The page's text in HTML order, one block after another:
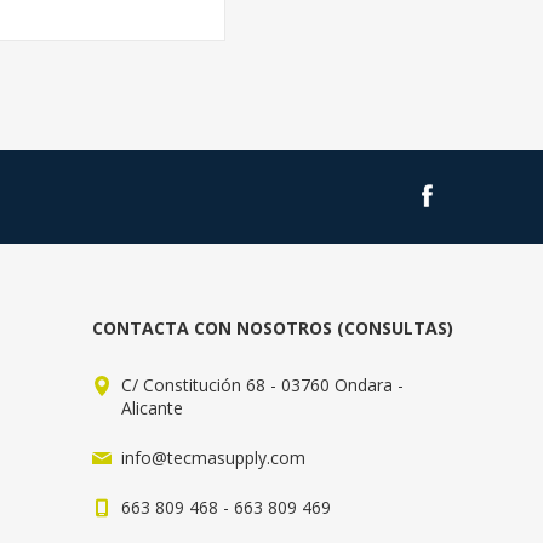
CONTACTA CON NOSOTROS (CONSULTAS)
C/ Constitución 68 - 03760 Ondara -
Alicante
info@tecmasupply.com
663 809 468 - 663 809 469